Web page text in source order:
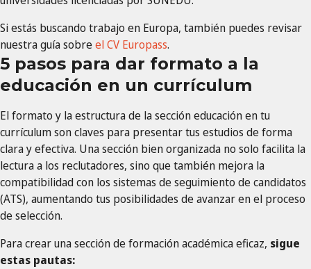
Si estás buscando trabajo en Europa, también puedes revisar
nuestra guía sobreel CV Europass.
5 pasos para dar formato a la
educación en un currículum
El formato y la estructura de la sección educación en tu
currículum son claves para presentar tus estudios de forma
clara y efectiva. Una sección bien organizada no solo facilita la
lectura a los reclutadores, sino que también mejora la
compatibilidad con los sistemas de seguimiento de candidatos
(ATS), aumentando tus posibilidades de avanzar en el proceso
de selección.
Para crear una sección de formación académica eficaz, sigue
estas pautas: